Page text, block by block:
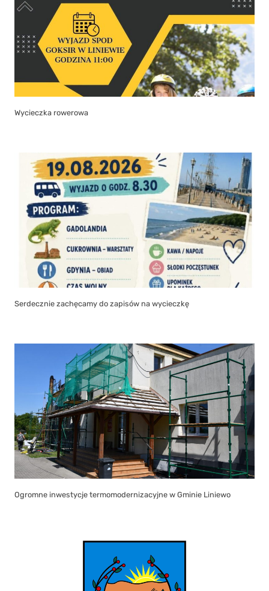
Wycieczka rowerowa
Serdecznie zachęcamy do zapisów na wycieczkę
Ogromne inwestycje termomodernizacyjne w Gminie Liniewo